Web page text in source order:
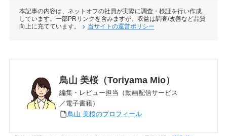
本記事の内容は、ネットオフの社員が実際に調査・検証を行い作成
しています。一部PRリンクを含みますが、収益は調査/改善など品質
向上に充てています。
当サイトの運営ポリシー
鳥山 美桜（Toriyama Mio）
編集・レビュー担当（動画配信サービス
／電子書籍）
鳥山 美桜のプロフィール